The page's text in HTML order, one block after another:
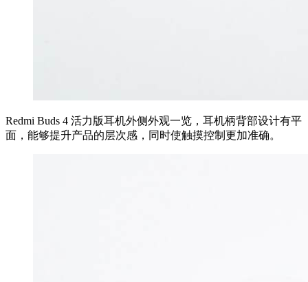
Redmi Buds 4 活力版耳机外侧外观一览，耳机柄背部设计有平
面，能够提升产品的层次感，同时使触摸控制更加准确。